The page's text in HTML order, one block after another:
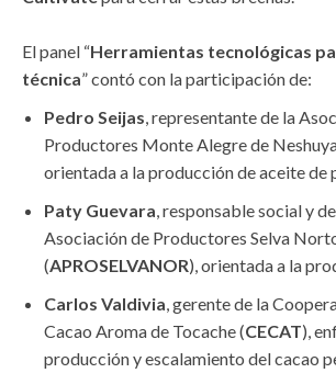
El panel “Herramientas tecnológicas
técnica” contó con la participación de:
Pedro Seijas , representante de la
Productores Monte Alegre de
orientada a la producción de aceite de
Paty Guevara , responsable social y
Asociación de Productores Selva
(APROSELVANOR), orientada a la
Carlos Valdivia , gerente de la
Cacao Aroma de Tocache (CECAT),
producción y escalamiento del cacao